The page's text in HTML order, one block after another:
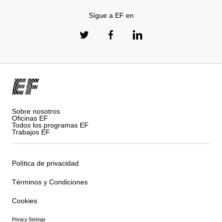
Sígue a EF en
Sobre nosotros
Oficinas EF
Todos los programas EF
Trabajos EF
Política de privacidad
Términos y Condiciones
Cookies
Privacy Settings